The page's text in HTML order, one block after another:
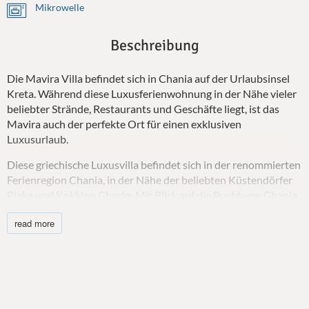
Mikrowelle
Beschreibung
Die Mavira Villa befindet sich in Chania auf der Urlaubsinsel
Kreta. Während diese Luxusferienwohnung in der Nähe vieler
beliebter Strände, Restaurants und Geschäfte liegt, ist das
Mavira auch der perfekte Ort für einen exklusiven
Luxusurlaub.
Diese griechische Luxusvilla befindet sich in der renommierten
Ferienregion Chania, in der Nähe der beliebten Küstendörfer
ist dies ein beispielhafter Ort, um die Beute der kretischen
Küste zu genießen.
read more